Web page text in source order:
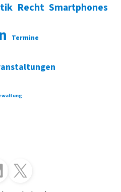
Recht Smartphones
Termine
uns auf LinkedIn
Folgen Sie uns auf X (Twitter)